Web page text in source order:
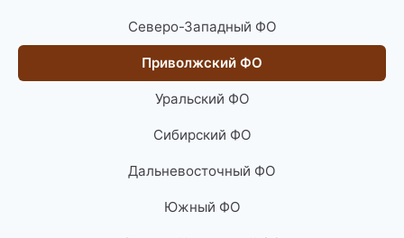
Северо-Западный ФО
Приволжский ФО
Уральский ФО
Сибирский ФО
Дальневосточный ФО
Южный ФО